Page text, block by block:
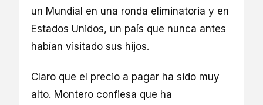
un Mundial en una ronda eliminatoria y en
Estados Unidos, un país que nunca antes
habían visitado sus hijos.
Claro que el precio a pagar ha sido muy
alto. Montero confiesa que ha